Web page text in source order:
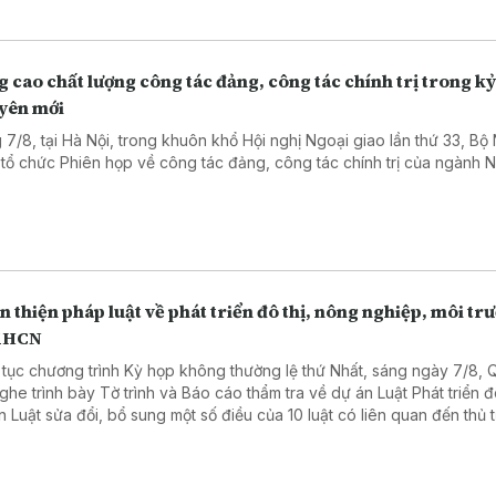
lượng, chủ động phòng ngừa sai phạm từ sớm, từ xa - đây là
Bộ Văn hóa, Thể thao và Du lịch, Hội Xuất bản Việt Nam tổ chức
Hà Nội.
cao chất lượng công tác đảng, công tác chính trị trong kỷ
mới
7/8, tại Hà Nội, trong khuôn khổ Hội nghị Ngoại giao lần thứ 33, Bộ
chức Phiên họp về công tác đảng, công tác chính trị của ngành
thiện pháp luật về phát triển đô thị, nông nghiệp, môi
chương trình Kỳ họp không thường lệ thứ Nhất, sáng ngày 7/8,
trình bày Tờ trình và Báo cáo thẩm tra về dự án Luật Phát triển
Luật sửa đổi, bổ sung một số điều của 10 luật có liên quan đến thủ